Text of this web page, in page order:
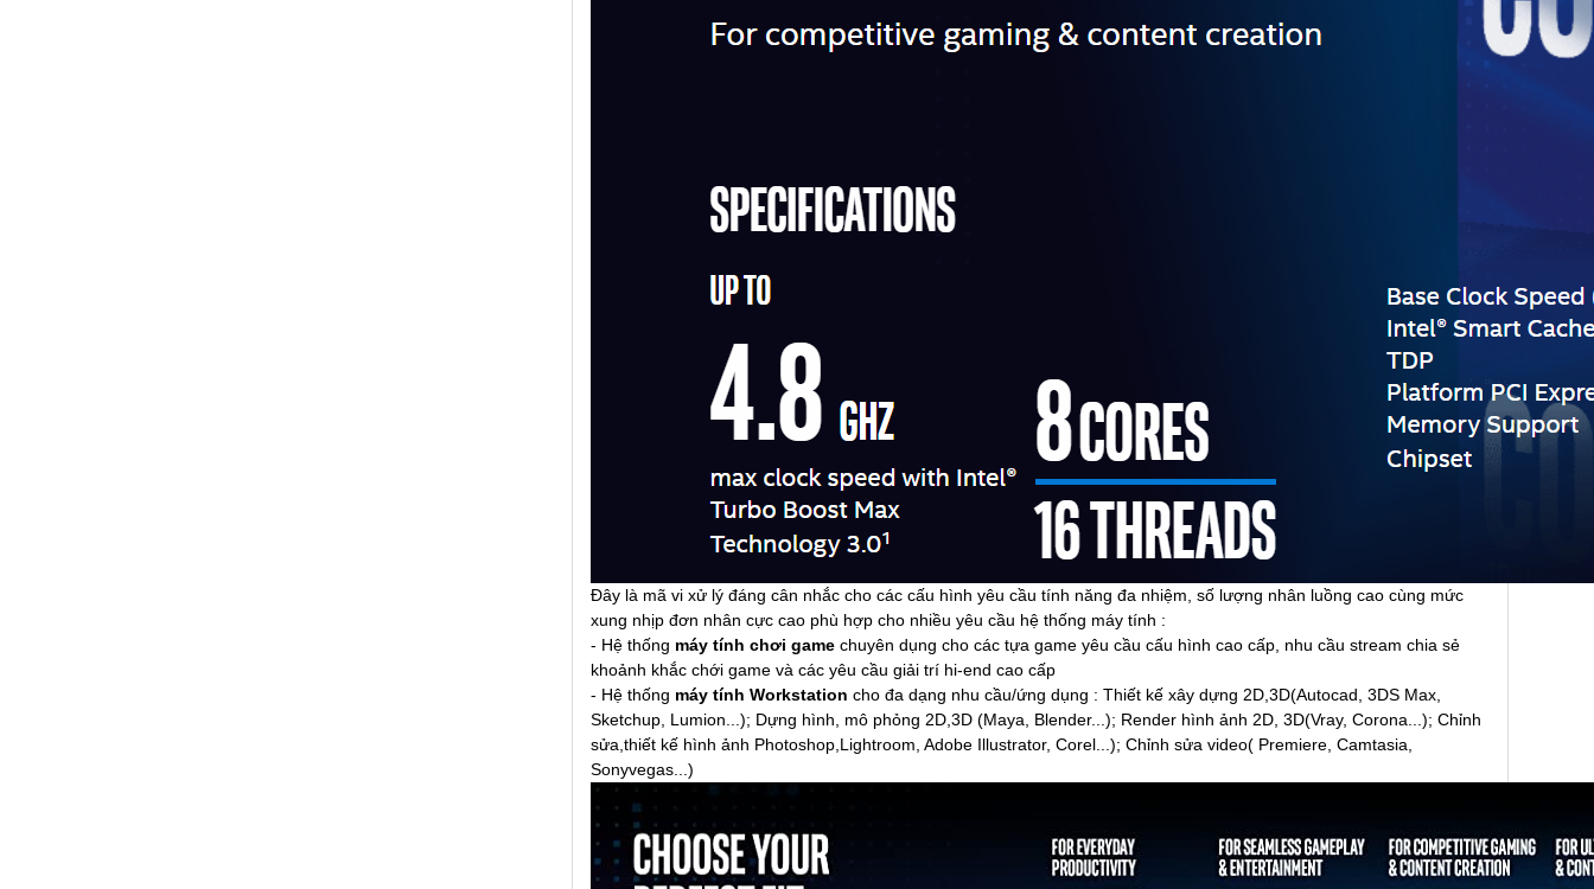
Đây là mã vi xử lý đáng cân nhắc cho các cấu hình yêu cầu tính năng đa nhiệm, số lượng nhân luồng cao cùng mức
xung nhịp đơn nhân cực cao phù hợp cho nhiều yêu cầu hệ thống máy tính :
- Hệ thống máy tính chơi game chuyên dụng cho các tựa game yêu cầu cấu hình cao cấp, nhu cầu stream chia sẻ
khoảnh khắc chới game và các yêu cầu giải trí hi-end cao cấp
- Hệ thống máy tính Workstation cho đa dạng nhu cầu/ứng dụng : Thiết kế xây dựng 2D,3D(Autocad, 3DS Max,
Sketchup, Lumion...); Dựng hình, mô phỏng 2D,3D (Maya, Blender...); Render hình ảnh 2D, 3D(Vray, Corona...); Chỉnh
sửa,thiết kế hình ảnh Photoshop,Lightroom, Adobe Illustrator, Corel...); Chỉnh sửa video( Premiere, Camtasia,
Sonyvegas...)